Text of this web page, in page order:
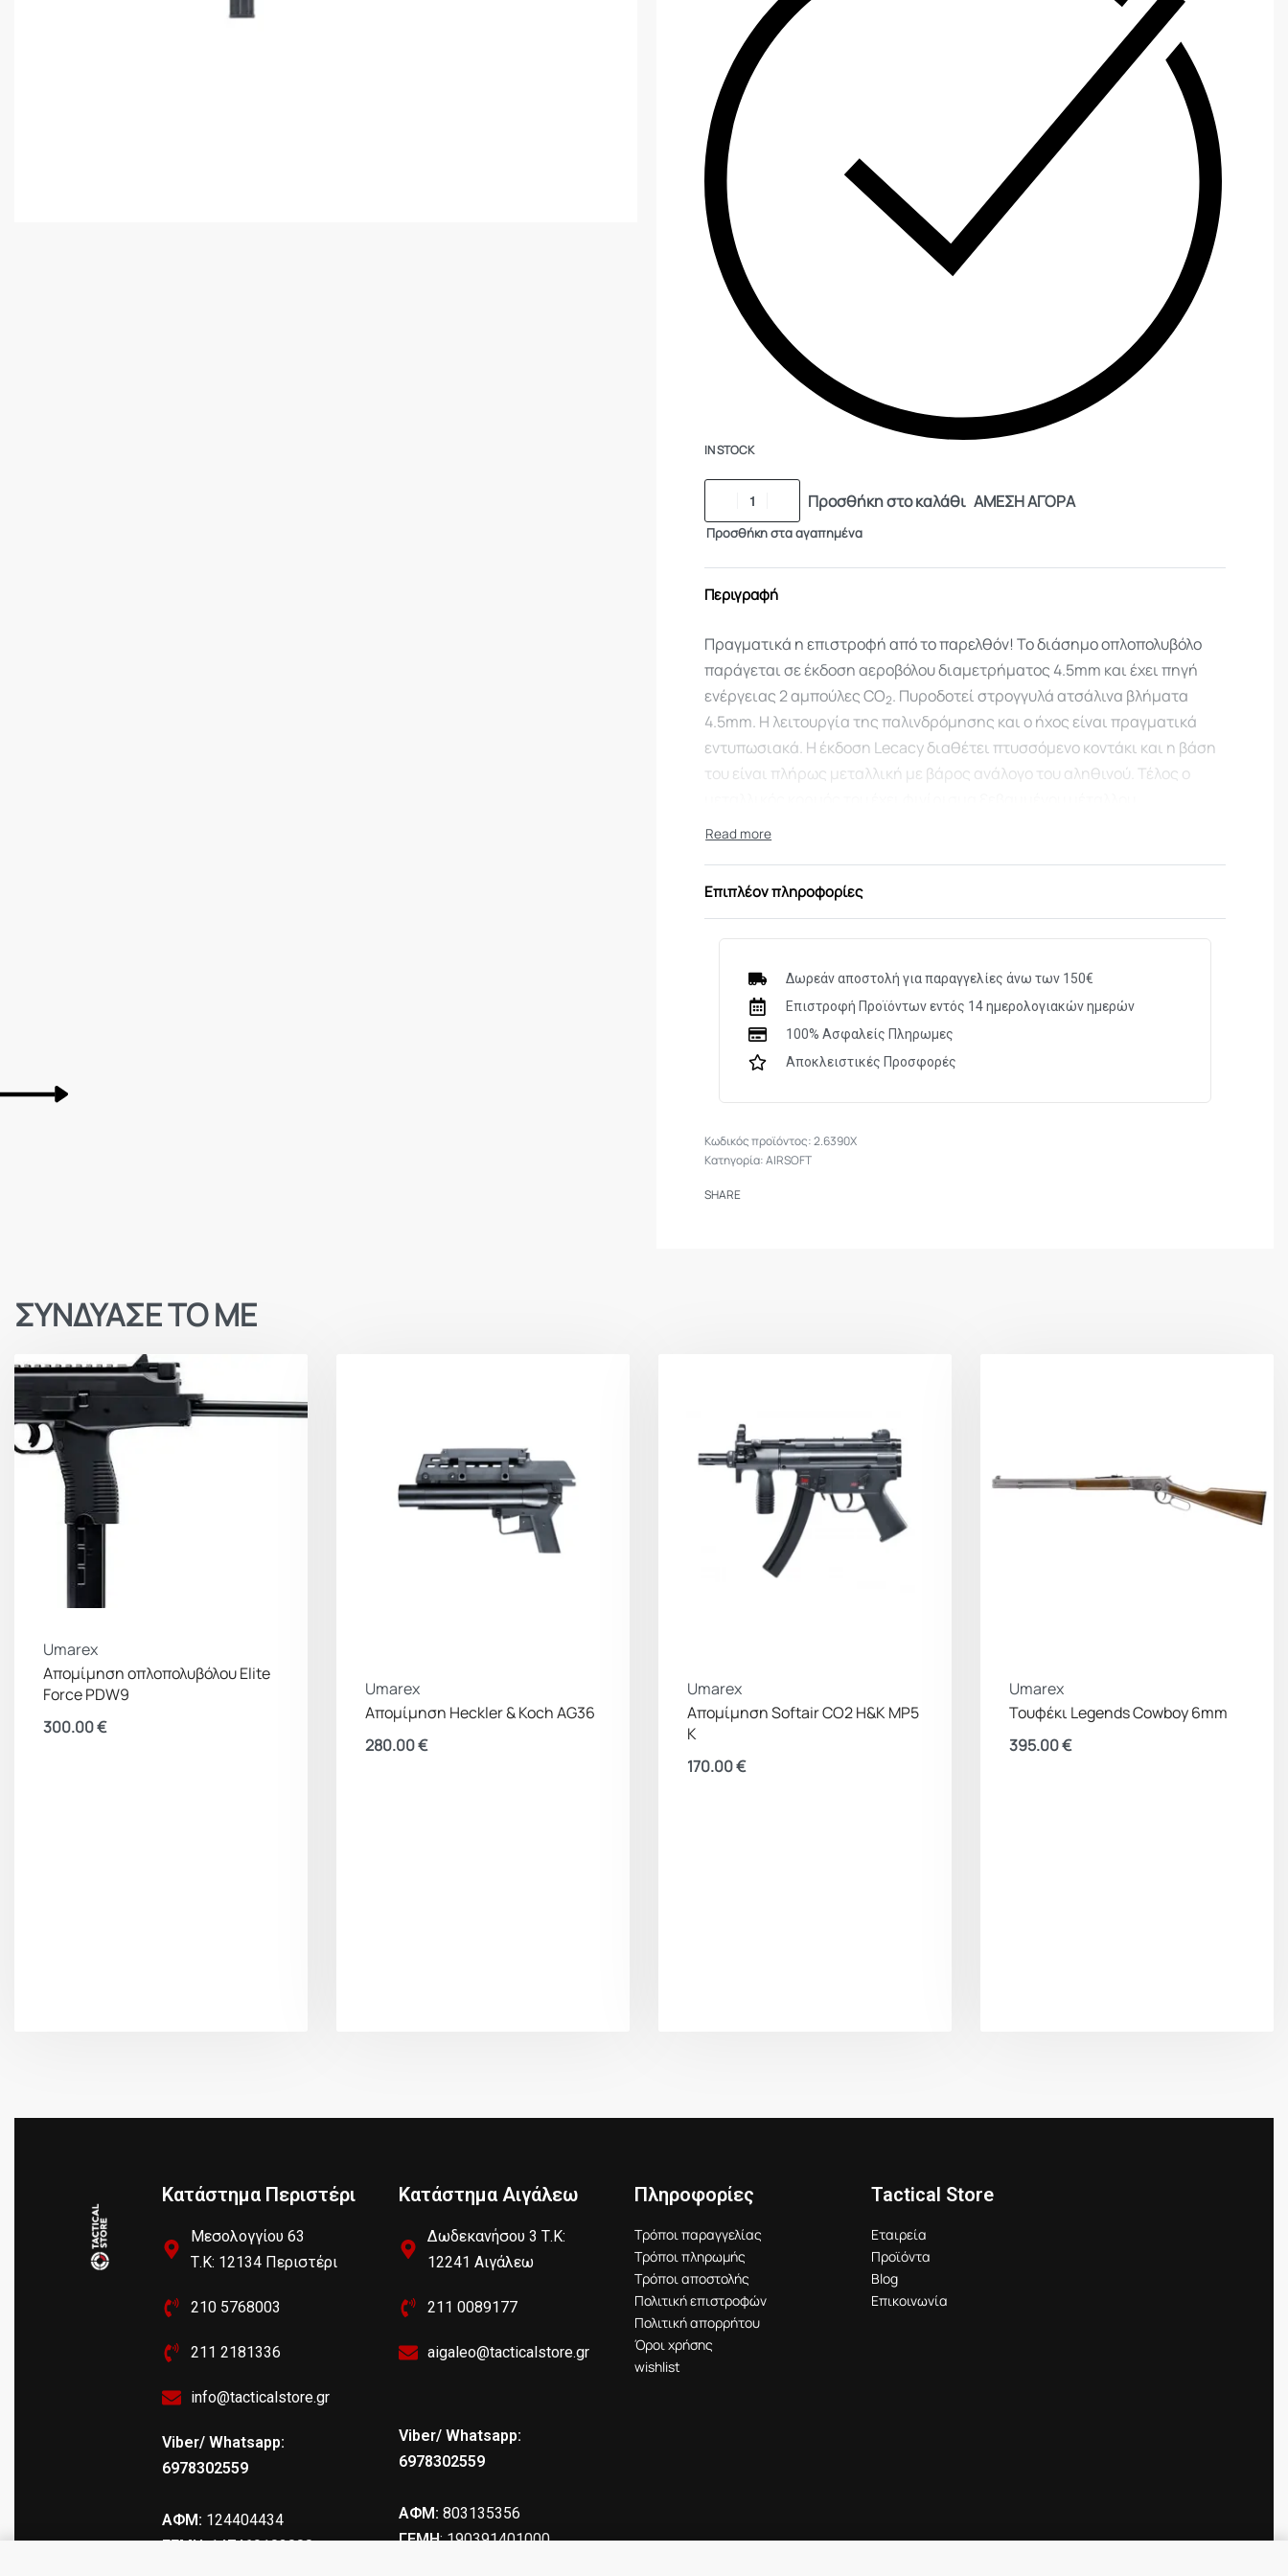
IN STOCK
Προσθήκη στο καλάθι ΑΜΕΣΗ ΑΓΟΡΑ
Προσθήκη στα αγαπημένα
Περιγραφή
Πραγματικά η επιστροφή από το παρελθόν! Το διάσημο οπλοπολυβόλο
παράγεται σε έκδοση αεροβόλου διαμετρήματος 4.5mm και έχει πηγή
ενέργειας 2 αμπούλες CO2. Πυροδοτεί στρογγυλά ατσάλινα βλήματα
4.5mm. Η λειτουργία της παλινδρόμησης και ο ήχος είναι πραγματικά
εντυπωσιακά. Η έκδοση Lecacy διαθέτει πτυσσόμενο κοντάκι και η βάση
του είναι πλήρως μεταλλική με βάρος ανάλογο του αληθινού. Τέλος ο
προσδίδοντας σε μεγάλη λεπτομέρια το αυθεντικό παρουσιαστικό του
Διαμέτρημα
6mm (.177) BBs
Χωρητικότητα Γεμιστήρα
40 βολές
Πηγή Ενέργειας
Ολικό μήκος
830χιλ.
Ασφάλεια
Επιπλέον πληροφορίες
Δωρεάν αποστολή για παραγγελίες άνω των 150€
Επιστροφή Προϊόντων εντός 14 ημερολογιακών ημερών
100% Ασφαλείς Πληρωμες
Αποκλειστικές Προσφορές
2.6390X
Κατηγορία:AIRSOFT
SHARE
ΣΥΝΔΥΑΣΕ ΤΟ ΜΕ
Umarex
Απομίμηση οπλοπολυβόλου Elite
Force PDW9
300.00€
Umarex
Απομίμηση Heckler & Koch AG36
280.00€
Umarex
Απομίμηση Softair CO2 H&K MP5
K
170.00€
Umarex
Τουφέκι Legends Cowboy 6mm
395.00€
Κατάστημα Περιστέρι
Μεσολογγίου 63
Τ.Κ: 12134 Περιστέρι
210 5768003
211 2181336
info@tacticalstore.gr
Viber/ Whatsapp:
6978302559
ΑΦΜ: 124404434
ΓΕΜΗ: 147469103000
Κατάστημα Αιγάλεω
Δωδεκανήσου 3 Τ.Κ:
12241 Αιγάλεω
211 0089177
aigaleo@tacticalstore.gr
Viber/ Whatsapp:
6978302559
ΑΦΜ: 803135356
ΓΕΜΗ: 190391401000
Πληροφορίες
Τρόποι παραγγελίας
Τρόποι πληρωμής
Τρόποι αποστολής
Πολιτική επιστροφών
Πολιτική απορρήτου
Όροι χρήσης
wishlist
Tactical Store
Εταιρεία
Προϊόντα
Blog
Επικοινωνία